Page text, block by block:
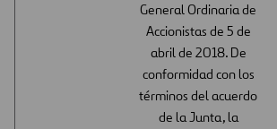
General Ordinaria de
Accionistas de 5 de
abril de 2018. De
conformidad con los
términos del acuerdo
de la Junta, la